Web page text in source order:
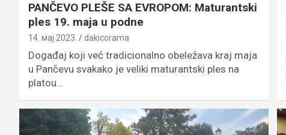
PANČEVO PLEŠE SA EVROPOM: Maturantski
ples 19. maja u podne
14. мај 2023. dakicorama
Događaj koji već tradicionalno obeležava kraj maja
u Pančevu svakako je veliki maturantski ples na
platou…